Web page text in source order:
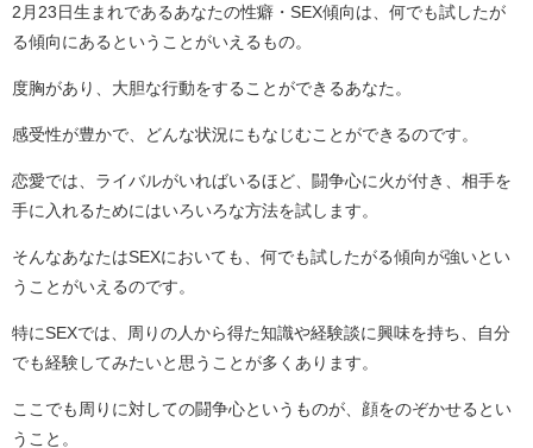
2月23日生まれであるあなたの性癖・SEX傾向は、何でも試したが
る傾向にあるということがいえるもの。
度胸があり、大胆な行動をすることができるあなた。
感受性が豊かで、どんな状況にもなじむことができるのです。
恋愛では、ライバルがいればいるほど、闘争心に火が付き、相手を
手に入れるためにはいろいろな方法を試します。
そんなあなたはSEXにおいても、何でも試したがる傾向が強いとい
うことがいえるのです。
特にSEXでは、周りの人から得た知識や経験談に興味を持ち、自分
でも経験してみたいと思うことが多くあります。
ここでも周りに対しての闘争心というものが、顔をのぞかせるとい
うこと。